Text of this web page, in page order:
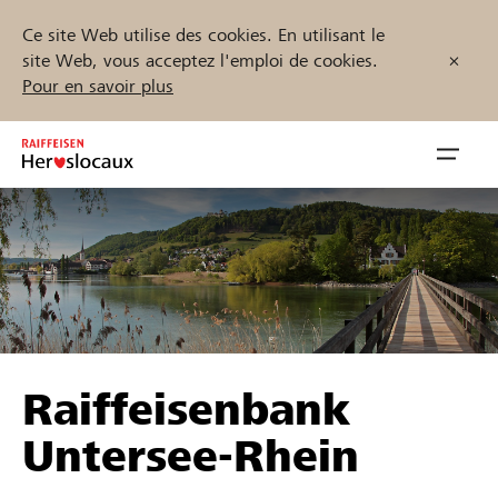
Ce site Web utilise des cookies. En utilisant le
site Web, vous acceptez l'emploi de cookies.
Pour en savoir plus
Inhalt
springen
öffnen
Parrainer
Soutien & assistance
Trouvez des projets et des organisations
Démarrez maintenant
Raiffeisenbank
Untersee-Rhein